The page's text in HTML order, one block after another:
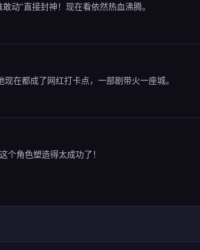
动"直接封神！现在看依然热血沸腾。
在都成了网红打卡点，一部剧带火一座城。
角色塑造得太成功了！